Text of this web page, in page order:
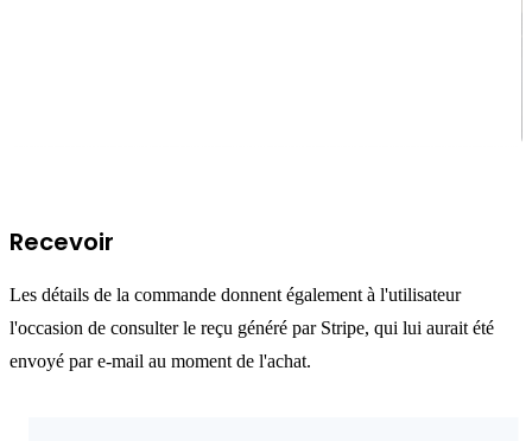
Recevoir
Les détails de la commande donnent également à l'utilisateur
l'occasion de consulter le reçu généré par Stripe, qui lui aurait été
envoyé par e-mail au moment de l'achat.